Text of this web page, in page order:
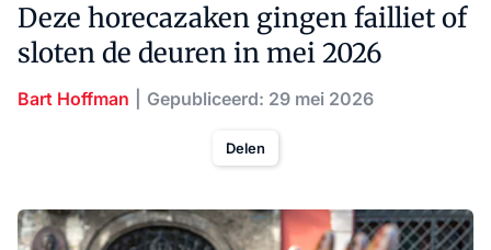
Deze horecazaken gingen failliet of
sloten de deuren in mei 2026
Bart Hoffman Gepubliceerd: 29 mei 2026
Delen